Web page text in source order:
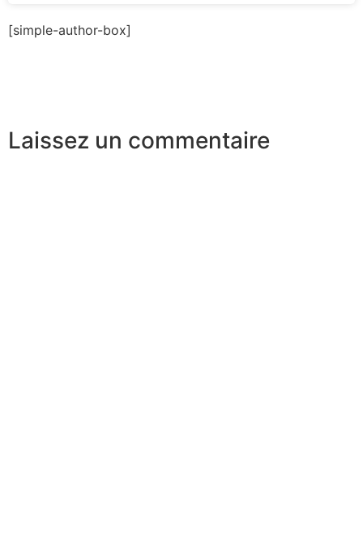
[simple-author-box]
Laissez un commentaire